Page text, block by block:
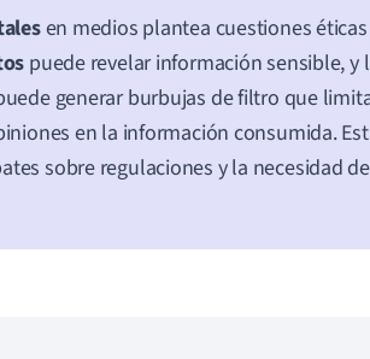
en medios plantea cuestiones
puede revelar información sensible, y
generar burbujas de filtro que
en la información consumida.
sobre regulaciones y la necesidad